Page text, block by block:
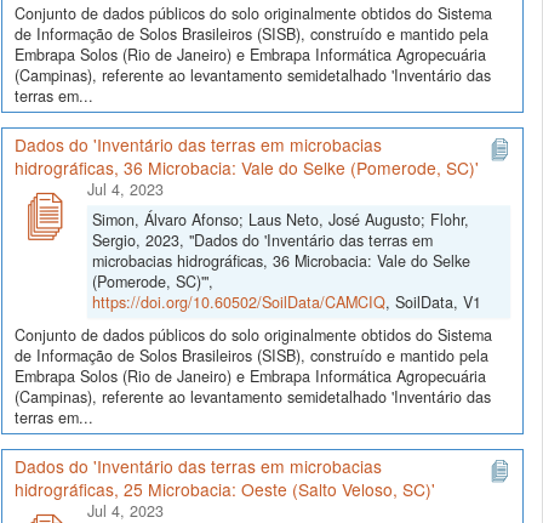
Conjunto de dados públicos do solo originalmente obtidos do Sistema
de Informação de Solos Brasileiros (SISB), construído e mantido pela
Embrapa Solos (Rio de Janeiro) e Embrapa Informática Agropecuária
(Campinas), referente ao levantamento semidetalhado 'Inventário das
terras em...
Dados do 'Inventário das terras em microbacias
hidrográficas, 36 Microbacia: Vale do Selke (Pomerode, SC)'
Jul 4, 2023
Simon, Álvaro Afonso; Laus Neto, José Augusto; Flohr,
Sergio, 2023, "Dados do 'Inventário das terras em
microbacias hidrográficas, 36 Microbacia: Vale do Selke
(Pomerode, SC)'",
https://doi.org/10.60502/SoilData/CAMCIQ, SoilData, V1
Conjunto de dados públicos do solo originalmente obtidos do Sistema
de Informação de Solos Brasileiros (SISB), construído e mantido pela
Embrapa Solos (Rio de Janeiro) e Embrapa Informática Agropecuária
(Campinas), referente ao levantamento semidetalhado 'Inventário das
terras em...
Dados do 'Inventário das terras em microbacias
hidrográficas, 25 Microbacia: Oeste (Salto Veloso, SC)'
Jul 4, 2023